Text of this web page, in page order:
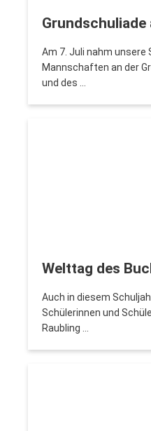
Grundschuliade
Am 7. Juli nahm unsere
Mannschaften an der
und des …
Welttag des
Auch in diesem
Schülerinnen und
Raubling …